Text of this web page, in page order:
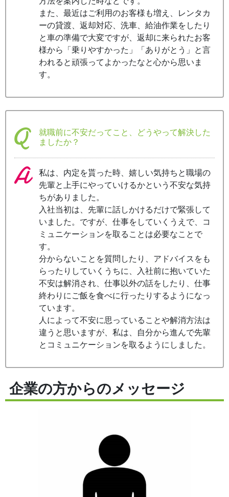
また、最近はご利用のお客様も増え、レンタカ
ーの貸渡、返却対応、洗車、給油作業をしたり
と車の準備で大変ですが、返却に来られたお客
様から「乗りやすかった」「ありがとう」と言
われると頑張ってよかったなと心から思いま
す。
就職前に不安だってこと、どうやって解決した
ましたか？
私は、内定を貰った時、嬉しい気持ちと職場の
先輩と上手にやっていけるかという不安な気持
ちがありました。
入社当初は、先輩に話しかけるだけで緊張して
いました。ですが、仕事をしていくうえで、コ
ミュニケーションを取ることは必要なことで
す。
分からないことを質問したり、アドバイスをも
らったりしていくうちに、入社前に抱いていた
不安は解消され、仕事以外の話をしたり、仕事
終わりにご飯を食べに行ったりするようになっ
ています。
人によって不安に思っていることや解消方法は
違うと思いますが、私は、自分から進んで先輩
とコミュニケーションを取るようにしました。
企業の方からのメッセージ